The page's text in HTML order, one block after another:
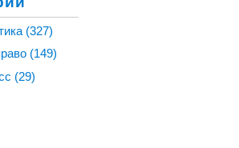
(327)
(149)
(29)